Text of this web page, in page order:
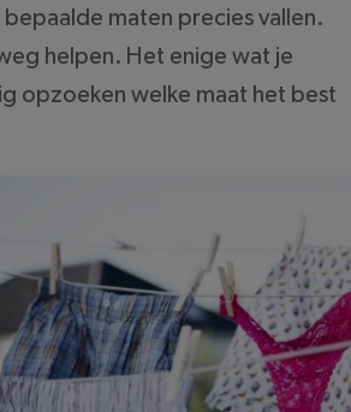
maten precies vallen.
helpen. Het enige wat je
opzoeken welke maat het best